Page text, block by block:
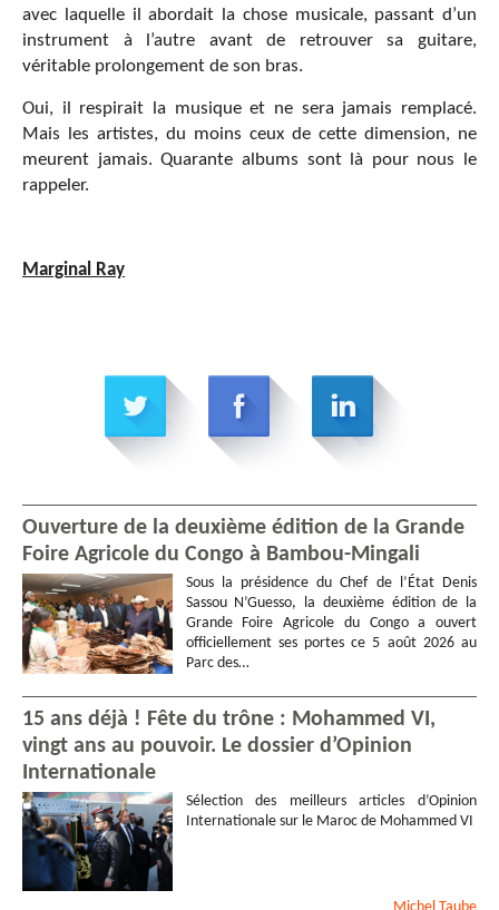
avec laquelle il abordait la chose musicale, passant d’un
instrument à l’autre avant de retrouver sa guitare,
véritable prolongement de son bras.
Oui, il respirait la musique et ne sera jamais remplacé.
Mais les artistes, du moins ceux de cette dimension, ne
meurent jamais. Quarante albums sont là pour nous le
rappeler.
Marginal Ray
Ouverture de la deuxième édition de la Grande
Foire Agricole du Congo à Bambou-Mingali
Sous la présidence du Chef de l’État Denis
Sassou N’Guesso, la deuxième édition de la
Grande Foire Agricole du Congo a ouvert
officiellement ses portes ce 5 août 2026 au
Parc des…
15 ans déjà ! Fête du trône : Mohammed VI,
vingt ans au pouvoir. Le dossier d’Opinion
Internationale
Sélection des meilleurs articles d’Opinion
Internationale sur le Maroc de Mohammed VI